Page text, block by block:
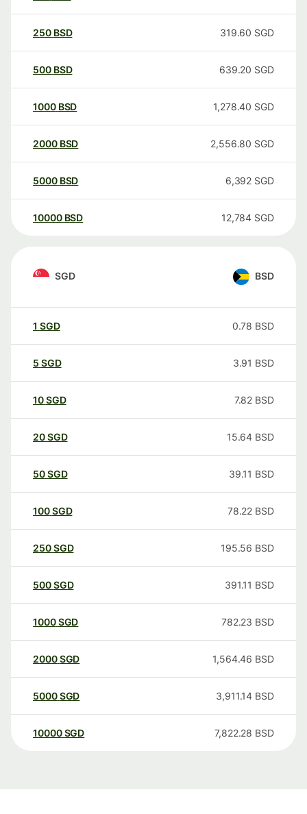
250 BSD 319.60 SGD
500 BSD 639.20 SGD
1000 BSD 1,278.40 SGD
2000 BSD 2,556.80 SGD
5000 BSD 6,392 SGD
10000 BSD 12,784 SGD
SGD BSD
1 SGD 0.78 BSD
5 SGD 3.91 BSD
10SGD 7.82 BSD
20SGD 15.64 BSD
50SGD 39.11 BSD
100SGD 78.22 BSD
250SGD 195.56 BSD
500SGD 391.11 BSD
1000SGD 782.23 BSD
2000SGD 1,564.46 BSD
5000SGD 3,911.14 BSD
10000 SGD 7,822.28 BSD